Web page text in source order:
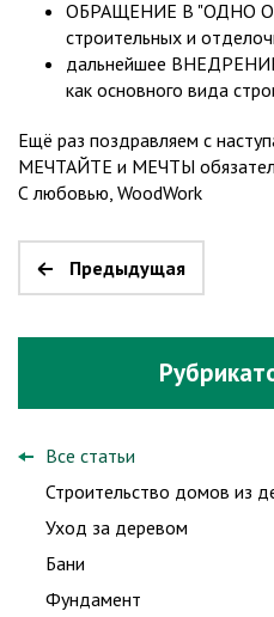
ОБРАЩЕНИЕ В "ОДНО
строительных и
дальнейшее
как основного вида
Ещё раз поздравляем с
МЕЧТАЙТЕ и МЕЧТЫ
С любовью, WoodWork
Предыдущая
Все статьи
Строительство домов из
Уход за деревом
Бани
Фундамент